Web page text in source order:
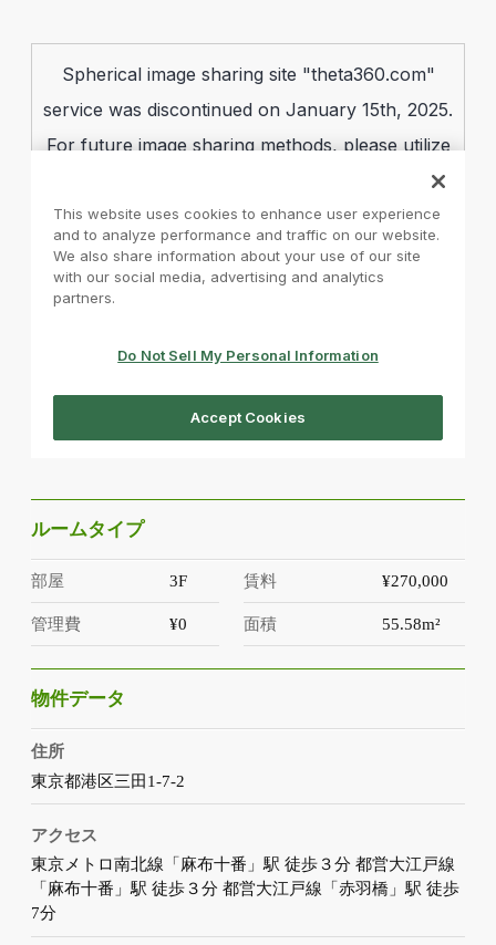
ルームタイプ
部屋 3F 賃料 ¥270,000
管理費 ¥0 面積 55.58m²
物件データ
住所
東京都港区三田1-7-2
アクセス
東京メトロ南北線「麻布十番」駅 徒歩３分 都営大江戸線
「麻布十番」駅 徒歩３分 都営大江戸線「赤羽橋」駅 徒歩
7分